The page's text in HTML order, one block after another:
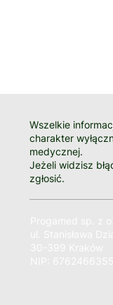
Wszelkie
charakter
medycznej.
Jeżeli widzisz
zgłosić.